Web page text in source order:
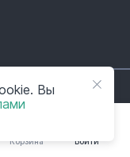
Войти
Корзина
контроля
Вы